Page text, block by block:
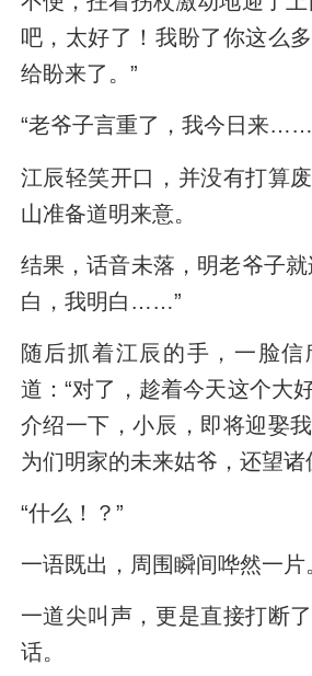
吧，太好了！我盼了你这么
给盼来了。”
“老爷子言重了，我今日来
江辰轻笑开口，并没有打算
山准备道明来意。
结果，话音未落，明老爷子就
白，我明白……”
随后抓着江辰的手，一脸
道：“对了，趁着今天这个大
介绍一下，小辰，即将迎娶
为们明家的未来姑爷，还望
“什么！？”
一语既出，周围瞬间哗然一片
一道尖叫声，更是直接打断
话。